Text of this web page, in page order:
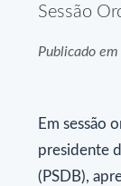
Sessão
Publicado
Em sessão
presidente
(PSDB),